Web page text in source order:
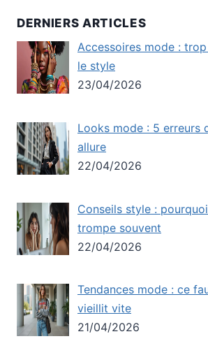
DERNIERS ARTICLES
Accessoires mode : trop
le style
23/04/2026
Looks mode : 5 erreurs
allure
22/04/2026
Conseils style :
trompe souvent
22/04/2026
Tendances mode : ce
vieillit vite
21/04/2026